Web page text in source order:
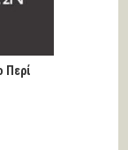
Περί